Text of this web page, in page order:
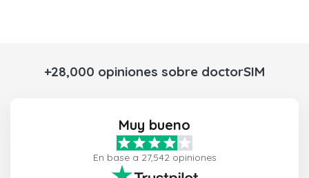
+28,000 opiniones sobre doctorSIM
Muy bueno
En base a 27,542 opiniones